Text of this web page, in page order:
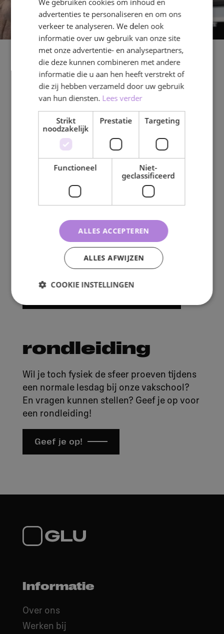
LOCATIE 2
Koningin
Wilhelminalaan
Heb jij interesse in de opleiding Creative
Marketing & Communication? Kijk dan
vooral deze video. Deze opleiding is
namelijk gevestigd op de Koningin
Wilhelminalaan 7, onze tweede locatie.
te bereiken vanaf Utrecht Centraal. Je kan
er met de bus komen. Tip: download de
reisplanner app 9292 voor de laatste
reisinformatie.
rondleiding
Wil je toch fysiek de sfeer proeven tijdens
een normale lesdag bij onze vakschool?
En vragen kunnen stellen? Geef je op voor
een rondleiding!
Geef je op!
Informatie
Over ons
Werken bij
advertenties te personaliseren en om ons
verkeer te analyseren. We delen ook
informatie over uw gebruik van onze site
met onze advertentie- en analysepartners,
die deze kunnen combineren met andere
informatie die u aan hen heeft verstrekt of
die zij hebben verzameld door uw gebruik
van hun diensten. Lees verder
Strikt
noodzakelijk
Prestatie Targeting
Functioneel
Niet-
geclassificeerd
ALLES ACCEPTEREN
ALLES AFWIJZEN
COOKIE INSTELLINGEN